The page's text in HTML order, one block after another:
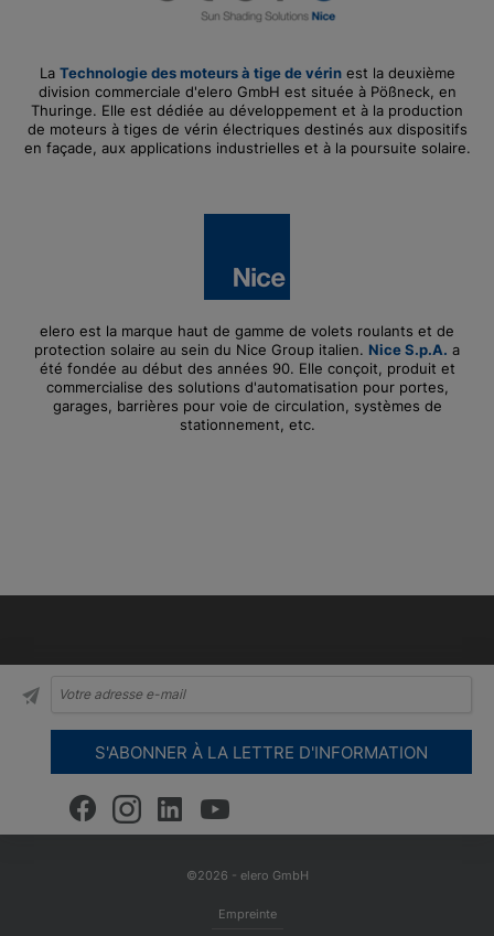
La Technologie des moteurs à tige de vérinest la deuxième
division commerciale d'elero GmbH est située à Pößneck, en
Thuringe. Elle est dédiée au développement et à la production
de moteurs à tiges de vérin électriques destinés aux dispositifs
en façade, aux applications industrielles et à la poursuite solaire.
elero est la marque haut de gamme de volets roulants et de
protection solaire au sein du Nice Group italien. Nice S.p.A. a
été fondée au début des années 90. Elle conçoit, produit et
commercialise des solutions d'automatisation pour portes,
garages, barrières pour voie de circulation, systèmes de
stationnement, etc.
©2026 - elero GmbH
Empreinte